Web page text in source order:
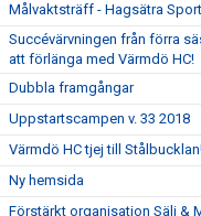
Målvaktsträff - Hagsätra Sport
Succévärvningen från förra
att förlänga med Värmdö HC!
Dubbla framgångar
Uppstartscampen v. 33 2018
Värmdö HC tjej till
Ny hemsida
Förstärkt organisation Sälj &